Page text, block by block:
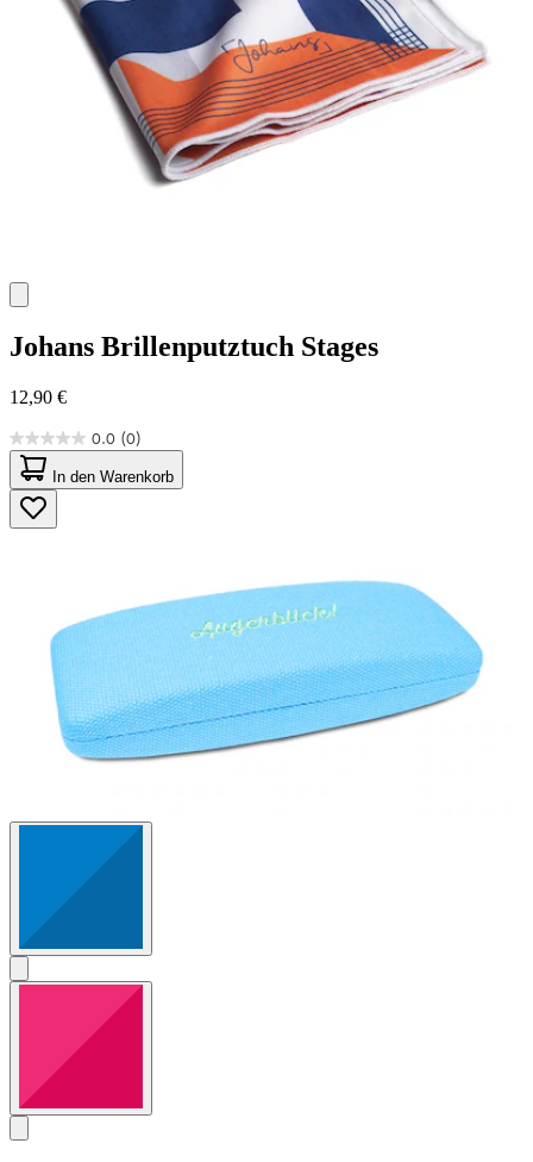
Johans Brillenputztuch Stages
12,90 €
0.0 (0)
0.0
von
5
Sternen.
In den Warenkorb